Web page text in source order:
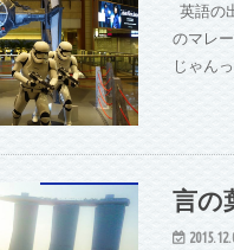
英語の
のマレ
じゃん
言の